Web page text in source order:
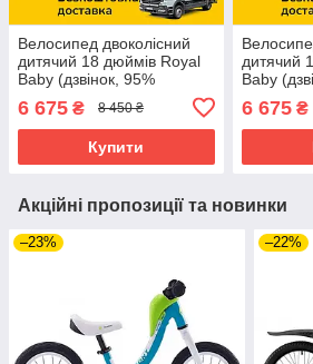
Велосипед двоколісний
дитячий 18 дюймів Royal
Baby (дзвінок, 95%
складання) 7TH Freestyle
RB18B-6P Сірий
6 675 ₴ 8 450 ₴
Купити
дитячий
Baby
RB18B-
6 675₴
Акційні пропозиції та новинки
–23% –22%